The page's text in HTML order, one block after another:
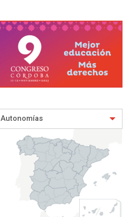
Autonomías